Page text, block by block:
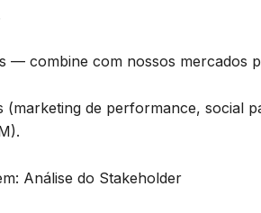
— combine com nossos mercados
(marketing de performance, social
Análise do Stakeholder